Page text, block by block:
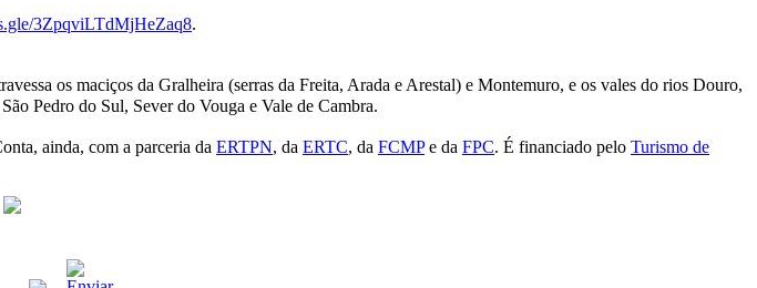
3ZpqviLTdMjHeZaq8.
os maciços da Gralheira (serras da Freita, Arada e Arestal) e Montemuro, e os vales do rios Douro,
Pedro do Sul, Sever do Vouga e Vale de Cambra.
ainda, com a parceria da ERTPN, da ERTC, da FCMPe da FPC. É financiado pelo Turismo de